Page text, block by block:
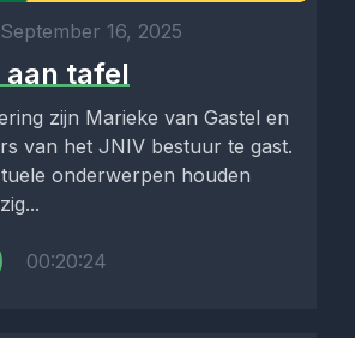
September 16, 2025
tafel
zijn Marieke van Gastel en
van het JNIV bestuur te gast.
onderwerpen houden
00:20:24